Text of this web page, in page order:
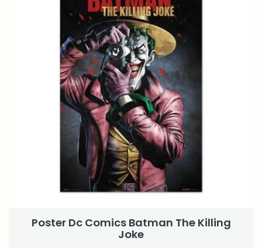
Poster Dc Comics Batman The Killing
Joke